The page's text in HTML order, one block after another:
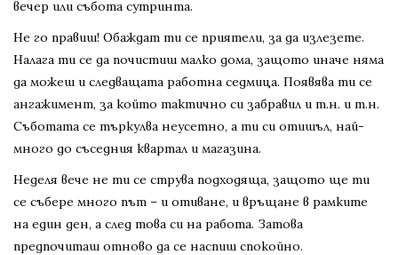
вечер или събота сутринта.
Не го правиш! Обаждат ти се приятели, за да излезете.
Налага ти се да почистиш малко дома, защото иначе няма
да можеш и следващата работна седмица. Появява ти се
ангажимент, за който тактично си забравил и т.н. и т.н.
Съботата се търкулва неусетно, а ти си отишъл, най-
много до съседния квартал и магазина.
Неделя вече не ти се струва подходяща, защото ще ти
се събере много път – и отиване, и връщане в рамките
на един ден, а след това си на работа. Затова
предпочиташ отново да се наспиш спокойно.